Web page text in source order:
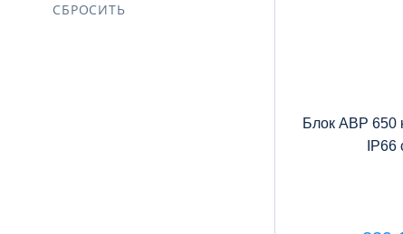
Блок АВР 650